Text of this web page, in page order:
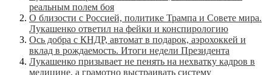
реальным полем боя
О близости с Россией, политике Трампа и Совете мира.
Лукашенко ответил на фейки и конспирологию
Ось добра с КНДР, автомат в подарок, аэрохоккей и
вклад в рождаемость. Итоги недели Президента
Лукашенко призывает не пенять на нехватку кадров в
медицине, а грамотно выстраивать систему